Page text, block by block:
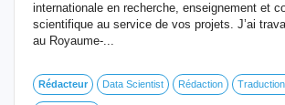
internationale en recherche, enseignement et
scientifique au service de vos projets. J’ai
au Royaume-...
Rédacteur Data Scientist Rédaction